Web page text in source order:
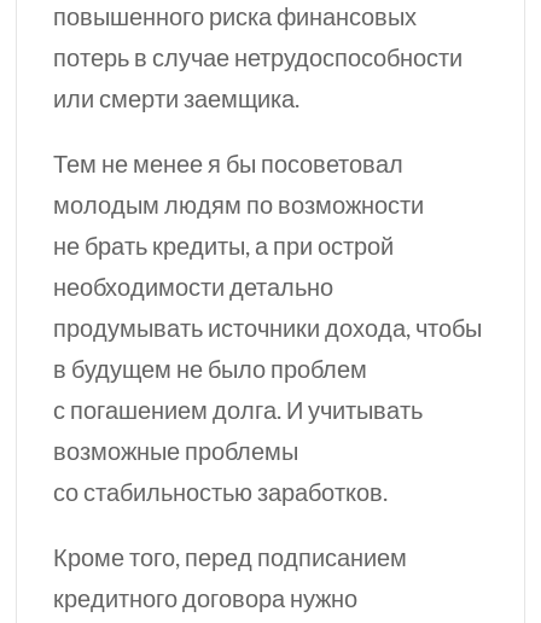
повышенного риска финансовых
потерь в случае нетрудоспособности
или смерти заемщика.
Тем не менее я бы посоветовал
молодым людям по возможности
не брать кредиты, а при острой
необходимости детально
продумывать источники дохода, чтобы
в будущем не было проблем
с погашением долга. И учитывать
возможные проблемы
со стабильностью заработков.
Кроме того, перед подписанием
кредитного договора нужно